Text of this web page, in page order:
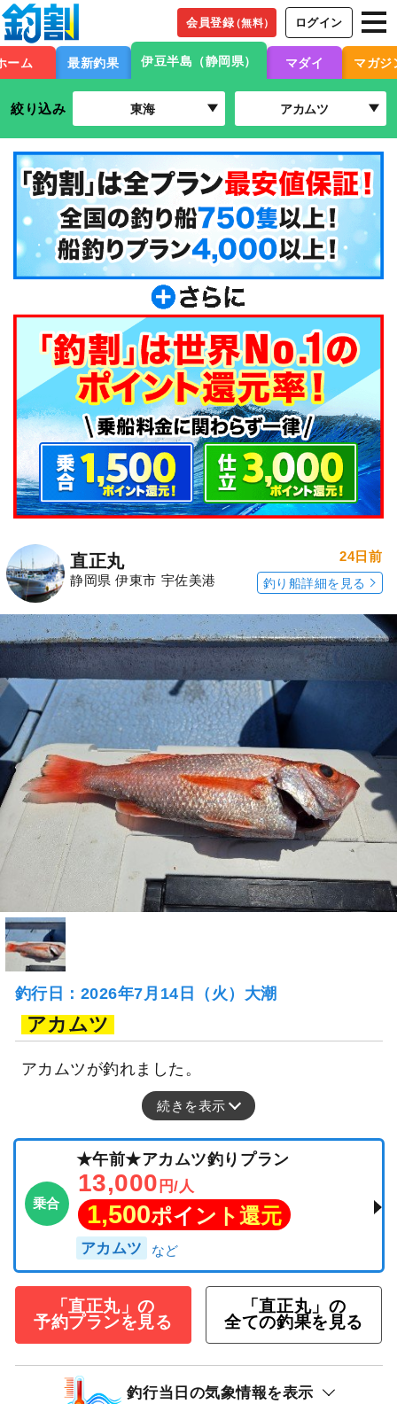
会員登録（無料） ログイン
ーム 最新釣果 伊豆半島（静岡県） マダイ マガジ
絞り込み 東海 アカムツ
直正丸
静岡県 伊東市 宇佐美港
24日前
釣り船詳細を見る
釣行日：2026年7月14日（火）大潮
アカムツ
アカムツが釣れました。
続きを表示
乗合
★午前★アカムツ釣りプラン
13,000 円/人
1,500ポイント還元
アカムツ
「直正丸」の
予約プランを見る
「直正丸」の
全ての釣果を見る
釣行当日の気象情報を表示